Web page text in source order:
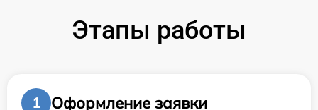
Этапы работы
1
Оформление заявки